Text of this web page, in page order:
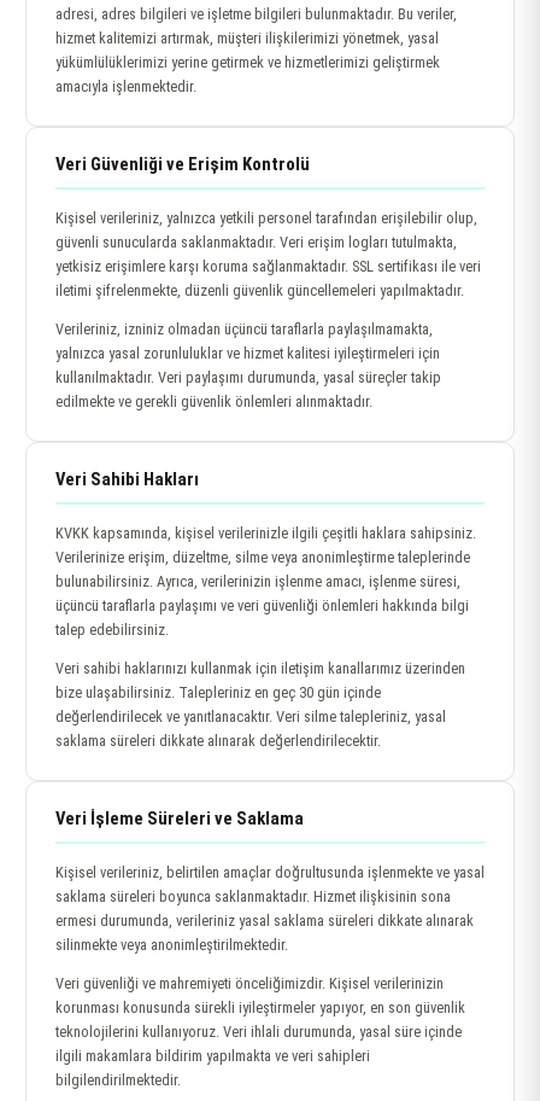
adresi, adres bilgileri ve işletme bilgileri bulunmaktadır. Bu veriler,
hizmet kalitemizi artırmak, müşteri ilişkilerimizi yönetmek, yasal
yükümlülüklerimizi yerine getirmek ve hizmetlerimizi geliştirmek
amacıyla işlenmektedir.
Veri Güvenliği ve Erişim Kontrolü
Kişisel verileriniz, yalnızca yetkili personel tarafından erişilebilir olup,
güvenli sunucularda saklanmaktadır. Veri erişim logları tutulmakta,
yetkisiz erişimlere karşı koruma sağlanmaktadır. SSL sertifikası ile veri
iletimi şifrelenmekte, düzenli güvenlik güncellemeleri yapılmaktadır.
Verileriniz, izniniz olmadan üçüncü taraflarla paylaşılmamakta,
yalnızca yasal zorunluluklar ve hizmet kalitesi iyileştirmeleri için
kullanılmaktadır. Veri paylaşımı durumunda, yasal süreçler takip
edilmekte ve gerekli güvenlik önlemleri alınmaktadır.
Veri Sahibi Hakları
KVKK kapsamında, kişisel verilerinizle ilgili çeşitli haklara sahipsiniz.
Verilerinize erişim, düzeltme, silme veya anonimleştirme taleplerinde
bulunabilirsiniz. Ayrıca, verilerinizin işlenme amacı, işlenme süresi,
üçüncü taraflarla paylaşımı ve veri güvenliği önlemleri hakkında bilgi
talep edebilirsiniz.
Veri sahibi haklarınızı kullanmak için iletişim kanallarımız üzerinden
bize ulaşabilirsiniz. Talepleriniz en geç 30 gün içinde
değerlendirilecek ve yanıtlanacaktır. Veri silme talepleriniz, yasal
saklama süreleri dikkate alınarak değerlendirilecektir.
Veri İşleme Süreleri ve Saklama
Kişisel verileriniz, belirtilen amaçlar doğrultusunda işlenmekte ve yasal
saklama süreleri boyunca saklanmaktadır. Hizmet ilişkisinin sona
ermesi durumunda, verileriniz yasal saklama süreleri dikkate alınarak
silinmekte veya anonimleştirilmektedir.
Veri güvenliği ve mahremiyeti önceliğimizdir. Kişisel verilerinizin
korunması konusunda sürekli iyileştirmeler yapıyor, en son güvenlik
teknolojilerini kullanıyoruz. Veri ihlali durumunda, yasal süre içinde
ilgili makamlara bildirim yapılmakta ve veri sahipleri
bilgilendirilmektedir.